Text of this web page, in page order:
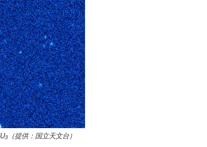
3 （提供：国立天文台）